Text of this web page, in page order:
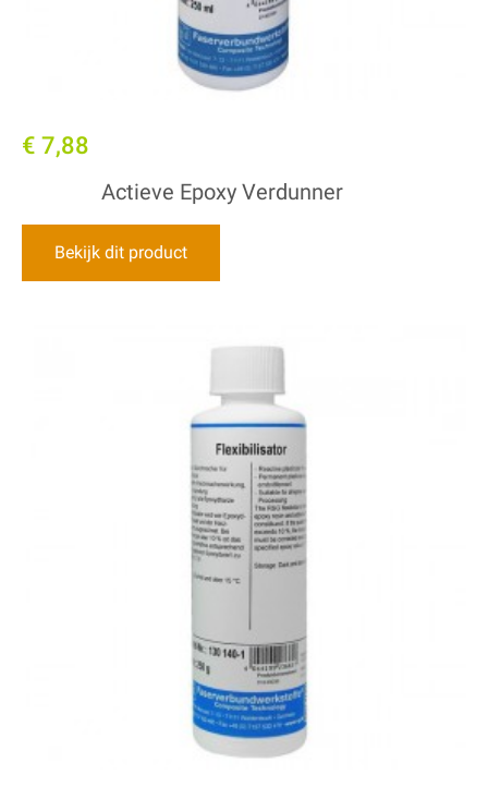
€ 7,88
Actieve Epoxy Verdunner
Bekijk dit product